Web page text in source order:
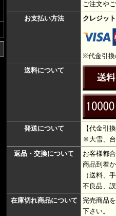
ご注文や
お支払い方法
クレジッ
※代金引換
送料について
発送について
【代金引
※大雪、
返品・交換について
お客様都
商品到着
（送料、
不良品、
在庫切れ商品について
完売商品
下さい。